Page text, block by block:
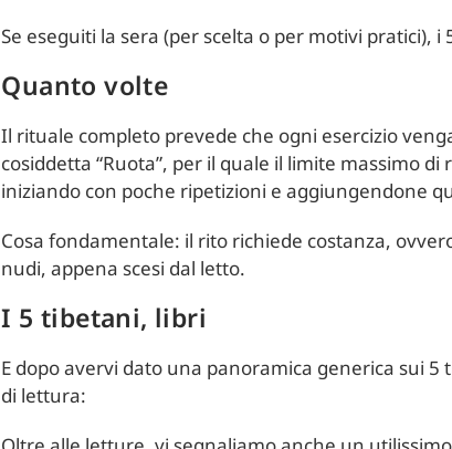
Se eseguiti la sera (per scelta o per motivi
Quanto volte
Il rituale completo prevede che ogni esercizio
cosiddetta “Ruota”, per il quale il limite massimo
iniziando con poche ripetizioni e aggiungendone
Cosa fondamentale: il rito richiede costanza,
nudi, appena scesi dal letto.
I 5 tibetani, libri
E dopo avervi dato una panoramica generica sui
di lettura: